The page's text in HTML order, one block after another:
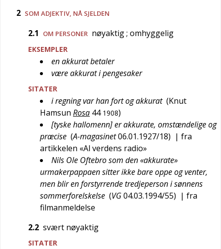
2 SOM ADJEKTIV, NÅ SJELDEN
2.1 OM PERSONER nøyaktig; omhyggelig
EKSEMPLER
en akkurat betaler
være akkurat i pengesaker
SITATER
i regning var han fort og akkurat (Knut
Hamsun Rosa 44 1908)
[tyske hallomenn] er akkurate, omstændelige og
præcise (A-magasinet06.01.1927/18) | fra
artikkelen «Al verdens radio»
Nils Ole Oftebro som den «akkurate»
urmakerpappaen sitter ikke bare oppe og venter,
men blir en forstyrrende tredjeperson i sønnens
sommerforelskelse (VG04.03.1994/55) | fra
filmanmeldelse
2.2 svært nøyaktig
SITATER